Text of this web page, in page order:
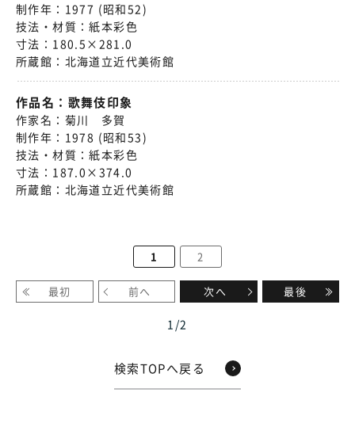
制作年： 1977 (昭和52)
技法・材質：紙本彩色
寸法： 180.5×281.0
所蔵館： 北海道立近代美術館
作品名： 歌舞伎印象
作家名： 菊川 多賀
制作年： 1978 (昭和53)
技法・材質：紙本彩色
寸法： 187.0×374.0
所蔵館： 北海道立近代美術館
1 2
最初 前へ 次へ 最後
1 /2
検索TOPへ戻る